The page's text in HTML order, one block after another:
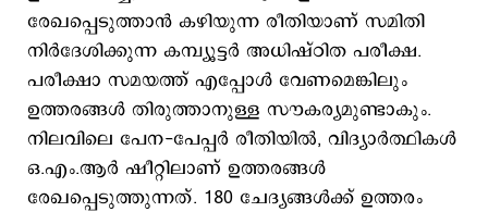
രേഖപ്പെടുത്താൻ കഴിയുന്ന രീതിയാണ് സമിതി
നിർദേശിക്കുന്ന കമ്പ്യൂട്ടർ അധിഷ്ഠിത പരീക്ഷ.
പരീക്ഷാ സമയത്ത് എപ്പോൾ വേണമെങ്കിലും
ഉത്തരങ്ങൾ തിരുത്താനുള്ള സൗകര്യമുണ്ടാകും.
നിലവിലെ പേന-പേപ്പർ രീതിയിൽ, വിദ്യാർത്ഥികൾ
ഒ.എം.ആർ ഷീറ്റിലാണ് ഉത്തരങ്ങൾ
രേഖപ്പെടുത്തുന്നത്. 180 ചേദ്യങ്ങള്‍ക്ക് ഉത്തരം